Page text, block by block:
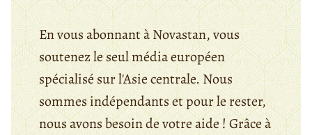
En vous abonnant à Novastan, vous
soutenez le seul média européen
spécialisé sur l'Asie centrale. Nous
sommes indépendants et pour le rester,
nous avons besoin de votre aide ! Grâce à